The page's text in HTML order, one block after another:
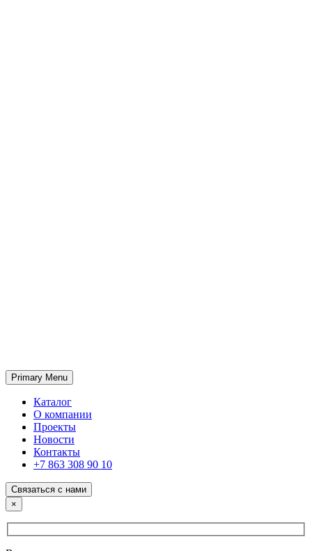
ГК «SABONE»
Оптовые поставки отделочных материалов и оборудования
Primary Menu
Каталог
О компании
Проекты
Новости
Контакты
+7 863 308 90 10
Связаться с нами
×